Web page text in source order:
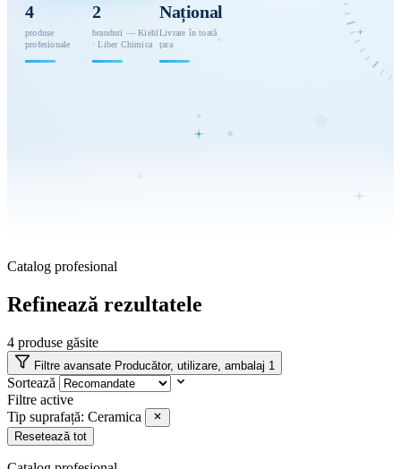
4
produse
profesionale
2
branduri — Kiehl
· Liber Chimica
Național
Livrare în toată
țara
Catalog profesional
Refinează rezultatele
4 produse găsite
Filtre avansate Producător, utilizare, ambalaj 1
Sortează
Filtre active
Tip suprafață: Ceramica
Resetează tot